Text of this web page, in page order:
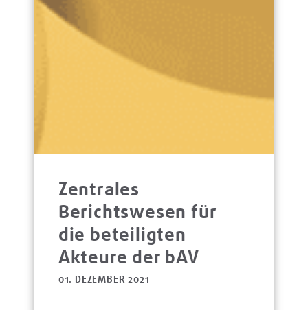
Zentrales
Berichtswesen für
die beteiligten
Akteure der bAV
01. DEZEMBER 2021